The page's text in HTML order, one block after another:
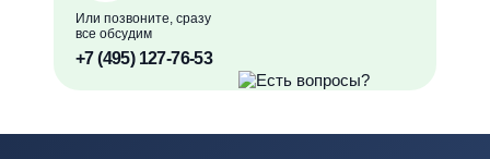
Или позвоните, сразу
все обсудим
+7 (495) 127-76-53